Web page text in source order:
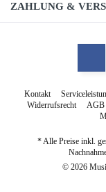
ZAHLUNG &
Kontakt
Widerrufsrecht
AGB
* Alle Preise inkl.
© 2026